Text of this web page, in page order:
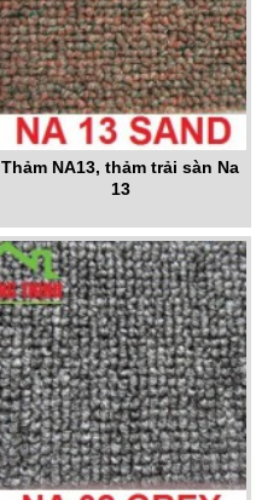
Thảm NA13, thảm trải sàn Na
13